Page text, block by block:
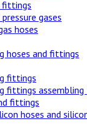
fittings
gases
hoses
hoses and fittings
fittings
fittings
fittings
hoses and